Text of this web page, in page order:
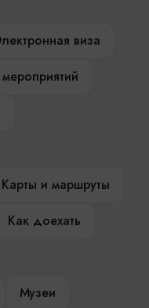
виза
Карты и маршруты
Как доехать
Музеи